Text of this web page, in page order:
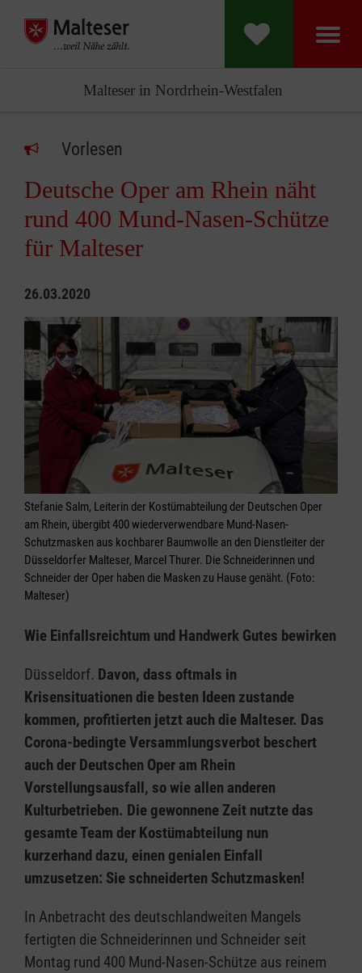
Malteser in Nordrhein-Westfalen
Vorlesen
Deutsche Oper am Rhein näht
rund 400 Mund-Nasen-Schütze
für Malteser
26.03.2020
Stefanie Salm, Leiterin der Kostümabteilung der Deutschen Oper
am Rhein, übergibt 400 wiederverwendbare Mund-Nasen-
Schutzmasken aus kochbarer Baumwolle an den Dienstleiter der
Düsseldorfer Malteser, Marcel Thurer. Die Schneiderinnen und
Schneider der Oper haben die Masken zu Hause genäht. (Foto:
Malteser)
Wie Einfallsreichtum und Handwerk Gutes bewirken
Düsseldorf. Davon, dass oftmals in
Krisensituationen die besten Ideen zustande
kommen, profitierten jetzt auch die Malteser. Das
Corona-bedingte Versammlungsverbot beschert
auch der Deutschen Oper am Rhein
Vorstellungsausfall, so wie allen anderen
Kulturbetrieben. Die gewonnene Zeit nutzte das
gesamte Team der Kostümabteilung nun
kurzerhand dazu, einen genialen Einfall
umzusetzen: Sie schneiderten Schutzmasken!
In Anbetracht des deutschlandweiten Mangels
fertigten die Schneiderinnen und Schneider seit
Montag rund 400 Mund-Nasen-Schütze aus reinem